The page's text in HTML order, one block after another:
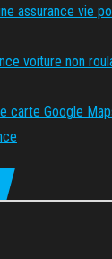
assurance vie
voiture non
carte Google